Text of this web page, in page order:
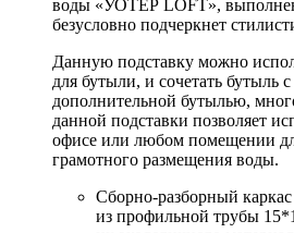
воды «УОТЕР LOFT»,
безусловно подчеркнет
Данную подставку можно
для бутыли, и сочетать бутыль
дополнительной бутылью,
данной подставки позволяет
офисе или любом помещении
грамотного размещения воды.
Сборно-разборный
из профильной трубы